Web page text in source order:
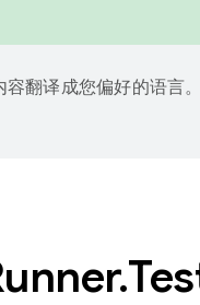
翻译成您偏好的语言
.